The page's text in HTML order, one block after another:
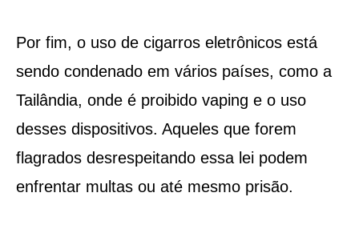
Por fim, o uso de cigarros eletrônicos está
sendo condenado em vários países, como a
Tailândia, onde é proibido vaping e o uso
desses dispositivos. Aqueles que forem
flagrados desrespeitando essa lei podem
enfrentar multas ou até mesmo prisão.